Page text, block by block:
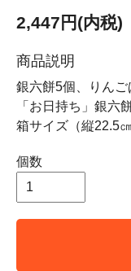
2,447円(内税)
商品説明
銀六餅5個、りんご
「お日持ち」銀
箱サイズ（縦22.5
個数